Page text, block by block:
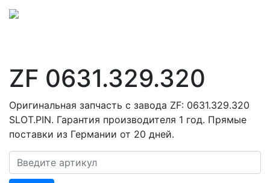
ZF 0631.329.320
Оригинальная запчасть с завода ZF: 0631.329.320
SLOT.PIN. Гарантия производителя 1 год. Прямые
поставки из Германии от 20 дней.